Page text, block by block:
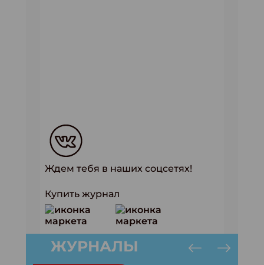
Ждем тебя в наших соцсетях!
Купить журнал
ЖУРНАЛЫ